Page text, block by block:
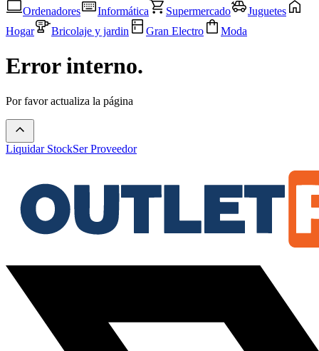
Ordenadores
Informática Supermercado
Juguetes
Hogar
Bricolaje y jardin Gran Electro Moda
Error interno.
Por favor actualiza la página
Liquidar StockSer Proveedor